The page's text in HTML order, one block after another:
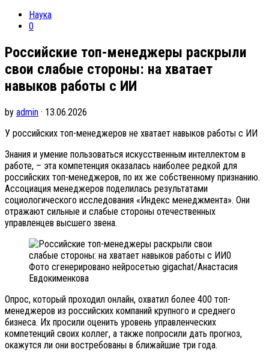
Наука
0
Российские топ-менеджеры раскрыли
свои слабые стороны: на хватает
навыков работы с ИИ
by admin · 13.06.2026
У российских топ-менеджеров не хватает навыков работы с ИИ
Знания и умение пользоваться искусственным интеллектом в
работе, – эта компетенция оказалась наиболее редкой для
российских топ-менеджеров, по их же собственному признанию.
Ассоциация менеджеров поделилась результатами
социологического исследования «Индекс менеджмента». Они
отражают сильные и слабые стороны отечественных
управленцев высшего звена.
Фото сгенерировано нейросетью gigachat/Анастасия
Евдокименкова
Опрос, который проходил онлайн, охватил более 400 топ-
менеджеров из российских компаний крупного и среднего
бизнеса. Их просили оценить уровень управленческих
компетенций своих коллег, а также попросили дать прогноз,
окажутся ли они востребованы в ближайшие три года.